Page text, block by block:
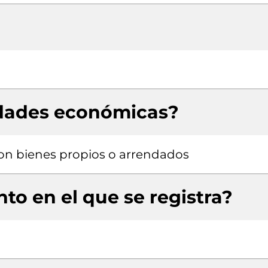
económicas?
bienes propios o arrendados
en el que se registra?